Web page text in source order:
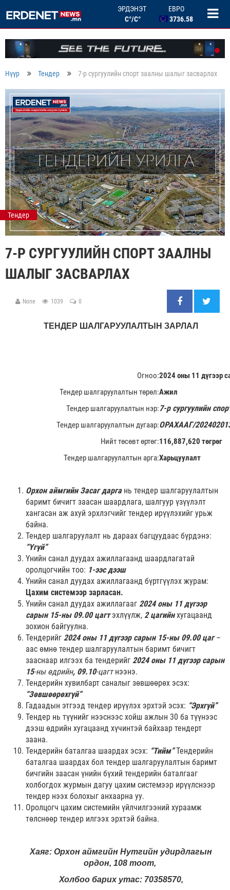
ЭРДЭНЭТ
C°/C°
ЕВРО
3736.58
БНХАУ ЮАНЬ
506.33
ОХУ РУБЛЬ
46.46
БНСУ ВОН
Нүүр Тендер 7-р сургуулийн спорт заалны шалыг засварлах
Тендер
7-Р СУРГУУЛИЙН СПОРТ ЗААЛНЫ
ШАЛЫГ ЗАСВАРЛАХ
None 1039 0
ТЕНДЕР ШАЛГАРУУЛАЛТЫН ЗАРЛАЛ
Огноо:2024 оны 11 дүгээр
Тендер шалгаруулалтын төрөл:Ажил
Тендер шалгаруулалтын нэр:7-р сургуулийн
Тендер шалгаруулалтын дугаар:ОРАХААГ/
Нийт төсөвт өртөг:116,887,620 төгрөг
Тендер шалгаруулалтын арга:Харьцуулалт
Орхон аймгийн Засаг даргань тендер шалгаруулалтын
баримт бичигт заасан шаардлага, шалгуур үзүүлэлт
хангасан аж ахуй эрхлэгчийг тендер ирүүлэхийг урьж
байна.
Тендер шалгаруулалт нь дараах багцуудаас бүрдэнэ:
“Үгүй”
Үнийн санал дуудах ажиллагаанд шаардлагатай
оролцогчийн тоо: 1-ээс дээш
Үнийн санал дуудах ажиллагаанд бүртгүүлэх журам:
Цахим системээр зарласан.
Үнийн санал дуудах ажиллагааг 2024оны 11 дүгээр
сарын 15-ны 09.00 цагтэхлүүлж, 2 цагийнхугацаанд
зохион байгуулна.
Тендерийг 2024 оны 11 дүгээр сарын 15-ны 09.00 цаг–
аас өмнө тендер шалгаруулалтын баримт бичигт
зааснаар илгээх ба тендерийг 2024 оны 11 дүгээр сарын
15-ны өдрийн, 09.10-цагтнээнэ.
Тендерийн хувилбарт саналыг зөвшөөрөх эсэх:
“Зөвшөөрөхгүй”
Гадаадын этгээд тендер ирүүлэх эрхтэй эсэх: “Эрхгүй”
Тендер нь түүнийг нээснээс хойш ажлын 30 ба түүнээс
дээш өдрийн хугацаанд хүчинтэй байхаар тендерт
заана.
Тендерийн баталгаа шаардах эсэх: “Тийм”Тендерийн
баталгаа шаардах бол тендер шалгаруулалтын баримт
бичгийн заасан үнийн бүхий тендерийн баталгааг
холбогдох журмын дагуу цахим системээр ирүүлснээр
тендер нээх болохыг анхаарна уу.
Оролцогч цахим системийн үйлчилгээний хураамж
төлснөөр тендер илгээх эрхтэй байна.
Хаяг: Орхон аймгийн Нутгийн удирдлагын
ордон, 108 тоот,
Холбоо барих утас: 70358570,